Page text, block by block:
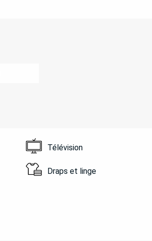
Télévision
Draps et linge